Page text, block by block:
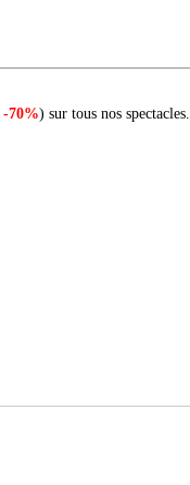
-70%) sur tous nos spectacles.